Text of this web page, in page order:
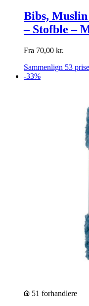
Bibs, Muslin
– Stofble –
Fra 70,00 kr.
Sammenlign 53
-33%
51 forhandlere